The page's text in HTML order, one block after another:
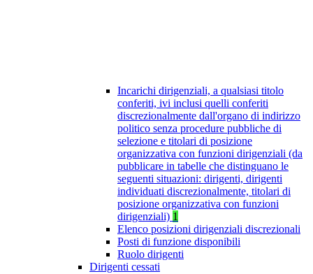
Incarichi dirigenziali, a qualsiasi titolo
conferiti, ivi inclusi quelli conferiti
discrezionalmente dall'organo di indirizzo
politico senza procedure pubbliche di
selezione e titolari di posizione
organizzativa con funzioni dirigenziali (da
pubblicare in tabelle che distinguano le
seguenti situazioni: dirigenti, dirigenti
individuati discrezionalmente, titolari di
posizione organizzativa con funzioni
dirigenziali) 1
Elenco posizioni dirigenziali discrezionali
Posti di funzione disponibili
Ruolo dirigenti
Dirigenti cessati